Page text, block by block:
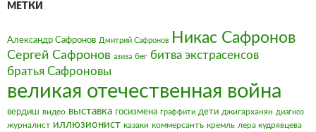
МЕТКИ
Александр Сафронов Дмитрий Сафронов Никас Сафронов
Сергей Сафронов азиза бег битва экстрасенсов
братья Сафроновы
великая отечественная война
вердиш видео выставка госизмена граффити дети джигарханян диагноз
журналист иллюзионист казаки коммерсантъ кремль лера кудрявцева